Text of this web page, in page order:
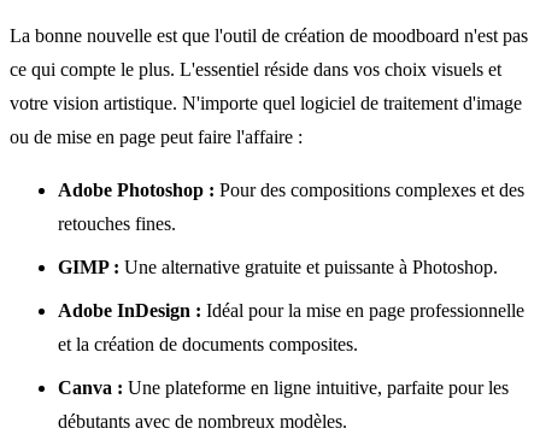
La bonne nouvelle est que l'outil de création de moodboard n'est pas
ce qui compte le plus. L'essentiel réside dans vos choix visuels et
votre vision artistique. N'importe quel logiciel de traitement d'image
ou de mise en page peut faire l'affaire :
Adobe Photoshop : Pour des compositions complexes et des
retouches fines.
GIMP : Une alternative gratuite et puissante à Photoshop.
Adobe InDesign : Idéal pour la mise en page professionnelle
et la création de documents composites.
Canva : Une plateforme en ligne intuitive, parfaite pour les
débutants avec de nombreux modèles.